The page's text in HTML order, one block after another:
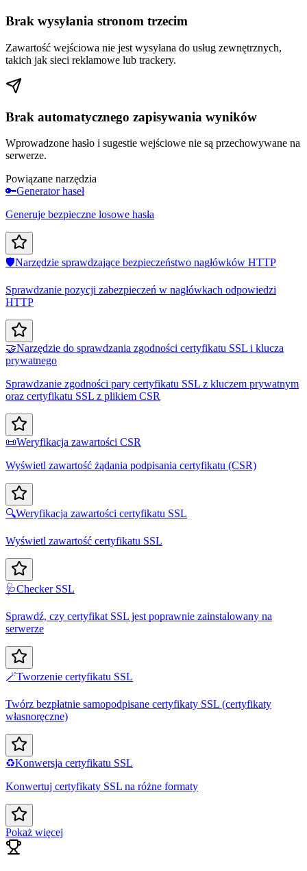
Brak wysyłania stronom trzecim
Zawartość wejściowa nie jest wysyłana do usług zewnętrznych,
takich jak sieci reklamowe lub trackery.
Brak automatycznego zapisywania wyników
Wprowadzone hasło i sugestie wejściowe nie są przechowywane na
serwerze.
Powiązane narzędzia
🔑Generator haseł
Generuje bezpieczne losowe hasła
🛡️Narzędzie sprawdzające bezpieczeństwo nagłówków HTTP
Sprawdzanie pozycji zabezpieczeń w nagłówkach odpowiedzi
HTTP
🤝Narzędzie do sprawdzania zgodności certyfikatu SSL i klucza
prywatnego
Sprawdzanie zgodności pary certyfikatu SSL z kluczem prywatnym
oraz certyfikatu SSL z plikiem CSR
📜Weryfikacja zawartości CSR
Wyświetl zawartość żądania podpisania certyfikatu (CSR)
🔍Weryfikacja zawartości certyfikatu SSL
Wyświetl zawartość certyfikatu SSL
🩺Checker SSL
Sprawdź, czy certyfikat SSL jest poprawnie zainstalowany na
serwerze
🪄Tworzenie certyfikatu SSL
Twórz bezpłatnie samopodpisane certyfikaty SSL (certyfikaty
własnoręczne)
♻️Konwersja certyfikatu SSL
Konwertuj certyfikaty SSL na różne formaty
Pokaż więcej